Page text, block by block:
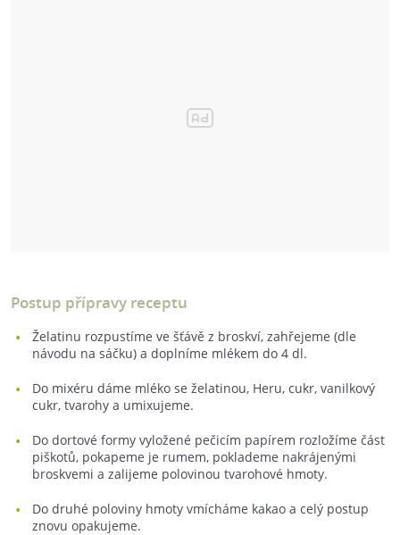
Postup přípravy receptu
Želatinu rozpustíme ve šťávě z broskví, zahřejeme (dle
návodu na sáčku) a doplníme mlékem do 4 dl.
Do mixéru dáme mléko se želatinou, Heru, cukr, vanilkový
cukr, tvarohy a umixujeme.
Do dortové formy vyložené pečicím papírem rozložíme část
piškotů, pokapeme je rumem, poklademe nakrájenými
broskvemi a zalijeme polovinou tvarohové hmoty.
Do druhé poloviny hmoty vmícháme kakao a celý postup
znovu opakujeme.